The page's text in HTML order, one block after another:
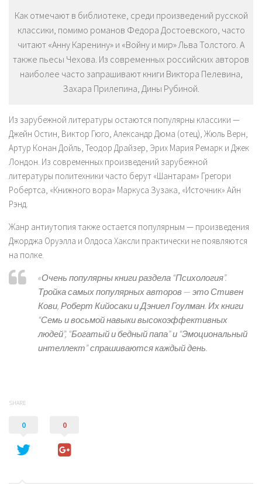
Как отмечают в библиотеке, среди произведений русской
классики, помимо романов Федора Достоевского, часто
читают «Анну Каренину» и «Войну и мир» Льва Толстого. А
также пьесы Чехова. Из современных российских авторов
наиболее часто запрашивают книги Виктора Пелевина,
Захара Прилепина, Дины Рубиной.
Из зарубежной литературы остаются популярны классики —
Джейн Остин, Виктор Гюго, Александр Дюма (отец), Жюль Верн,
Артур Конан Дойль, Теодор Драйзер, Эрих Мария Ремарк и Джек
Лондон. Из современных произведений зарубежной
литературы политехники часто берут «Шантарам» Грегори
Робертса, «Книжного вора» Маркуса Зузака, «Источник» Айн
Рэнд.
Жанр антиутопия также остается популярным — произведения
Джорджа Оруэлла и Олдоса Хаксли практически не появляются
на полке.
«Очень популярны книги раздела “Психология”.
Тройка самых популярных авторов — это Стивен
Кови, Роберт Кийосаки и Дэниел Гоулман. Их книги
“Семь и восьмой навыки высокоэффективных
людей”, “Богатый и бедный папа” и “Эмоциональный
интеллект” спрашиваются каждый день.
SHARE
0 0